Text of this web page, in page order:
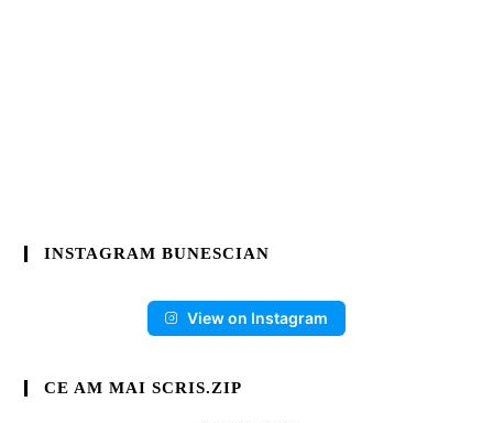
INSTAGRAM BUNESCIAN
View on Instagram
CE AM MAI SCRIS.ZIP